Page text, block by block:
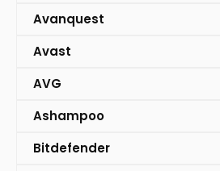
Avanquest
Avast
AVG
Ashampoo
Bitdefender